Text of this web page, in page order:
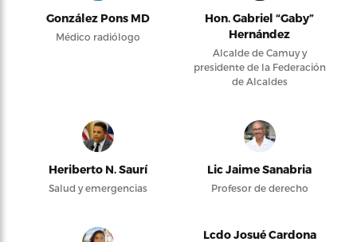
González Pons MD
Médico radiólogo
Hon. Gabriel “Gaby”
Hernández
Alcalde de Camuy y
presidente de la Federación
de Alcaldes
Heriberto N. Saurí
Salud y emergencias
Lic Jaime Sanabria
Profesor de derecho
Lcdo Josué Cardona